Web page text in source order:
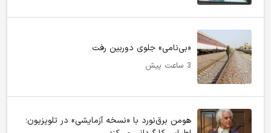
«بی‌نامی» جلوی دوربین رفت
3 ساعت پیش
هومن برق‌نورد با «نسخه آزمایشی» در تلویزیون؛